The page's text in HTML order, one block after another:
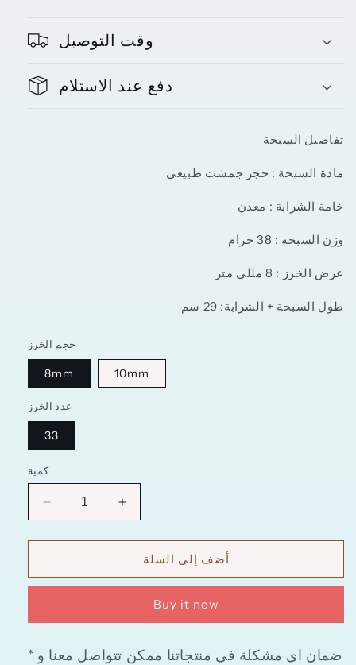
وقت التوصبل
دفع عند الاستلام
تفاصيل السبحة
مادة السبحة : حجر جمشت طبيعي
خامة الشرابة : معدن
وزن السبحة : 38 جرام
عرض الخرز : 8 مللي متر
طول السبحة + الشرابة: 29 سم
حجم الخرز
8mm 10mm
عدد الخرز
33
كمية
ل
أحجار
طبيعية
زيادة
ل
سبحة
أحجار
كريمة
طبيعية
أضف إلى السلة
Buy it now
* ضمان اي مشكلة في منتجاتنا ممكن تتواصل معنا و